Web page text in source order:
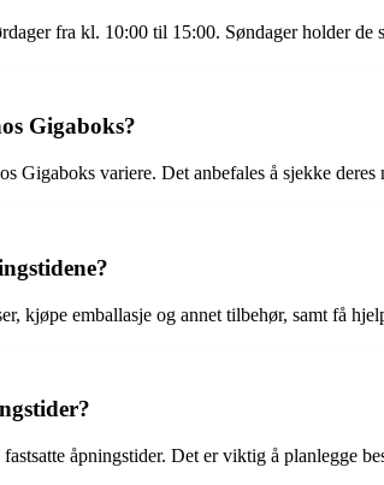
fra kl. 10:00 til 15:00. Søndager holder de
Gigaboks?
Gigaboks variere. Det anbefales å sjekke
kjøpe emballasje og annet tilbehør, samt få
åpningstider. Det er viktig å planlegge